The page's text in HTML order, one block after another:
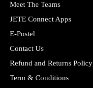
Meet The Teams
JETE Connect Apps
E-Postel
Contact Us
Refund and Returns Policy
Term & Conditions